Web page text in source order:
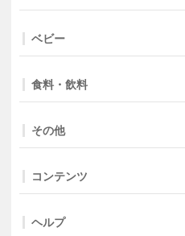
ベビー
食料・飲料
その他
コンテンツ
ヘルプ